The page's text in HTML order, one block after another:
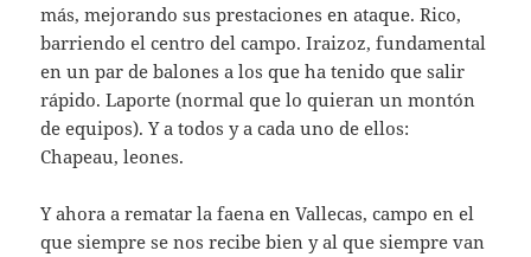
más, mejorando sus prestaciones en ataque. Rico,
barriendo el centro del campo. Iraizoz, fundamental
en un par de balones a los que ha tenido que salir
rápido. Laporte (normal que lo quieran un montón
de equipos). Y a todos y a cada uno de ellos:
Chapeau, leones.
Y ahora a rematar la faena en Vallecas, campo en el
que siempre se nos recibe bien y al que siempre van